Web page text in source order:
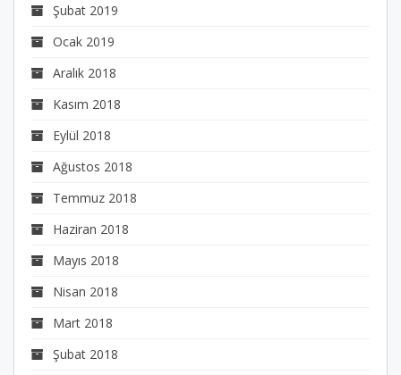
Şubat 2019
Ocak 2019
Aralık 2018
Kasım 2018
Eylül 2018
Ağustos 2018
Temmuz 2018
Haziran 2018
Mayıs 2018
Nisan 2018
Mart 2018
Şubat 2018